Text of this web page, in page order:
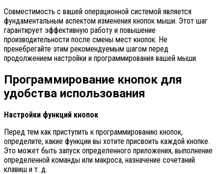
Совместимость с вашей операционной системой является
фундаментальным аспектом изменения кнопок мыши. Этот шаг
гарантирует эффективную работу и повышение
производительности после смены мест кнопок. Не
пренебрегайте этим рекомендуемым шагом перед
продолжением настройки и программирования вашей мыши.
Программирование кнопок для
удобства использования
Настройки функций кнопок
Перед тем как приступить к программированию кнопок,
определите, какие функции вы хотите присвоить каждой кнопке.
Это может быть запуск определенного приложения, выполнение
определенной команды или макроса, назначение сочетаний
клавиш и т. д.